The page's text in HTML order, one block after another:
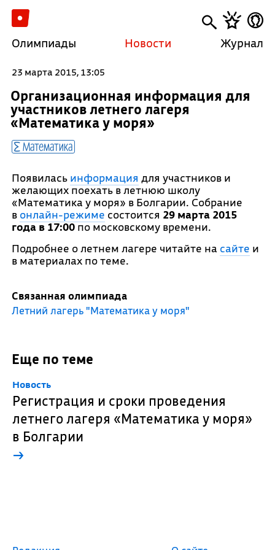
Олимпиады Новости Журнал
23 марта 2015, 13:05
Организационная информация для
участников летнего лагеря
«Математика у моря»
Математика
Появилась информация для участников и
желающих поехать в летнюю школу
«Математика у моря» в Болгарии. Собрание
в онлайн-режиме состоится 29 марта 2015
года в 17:00по московскому времени.
Подробнее о летнем лагере читайте на сайте и
в материалах по теме.
Связанная олимпиада
Летний лагерь "Математика у моря"
Еще по теме
Новость
Регистрация и сроки проведения
летнего лагеря «Математика у моря»
в Болгарии
→